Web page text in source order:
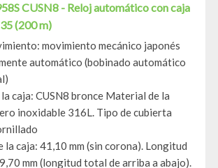
CUSN8 - Reloj automático con caja
(200 m)
movimiento mecánico japonés
automático (bobinado automático
caja: CUSN8 bronce Material de la
inoxidable 316L. Tipo de cubierta
la caja: 41,10 mm (sin corona). Longitud
mm (longitud total de arriba a abajo).